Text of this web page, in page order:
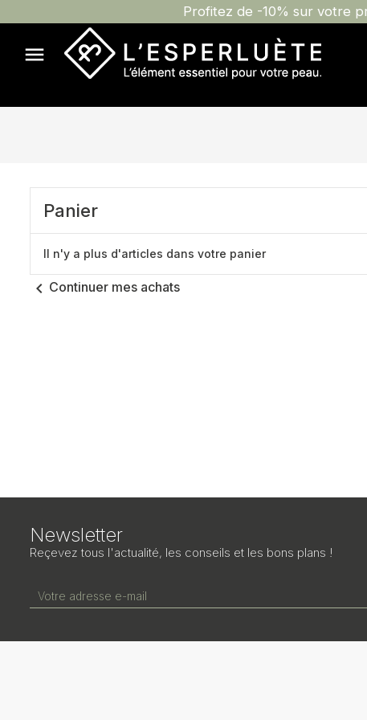

Panier
Il n'y a plus d'articles dans votre panier
chevron_left Continuer mes achats
Newsletter
Reçevez tous l'actualité, les conseils et les bons plans !
Profitez de -10% sur votre